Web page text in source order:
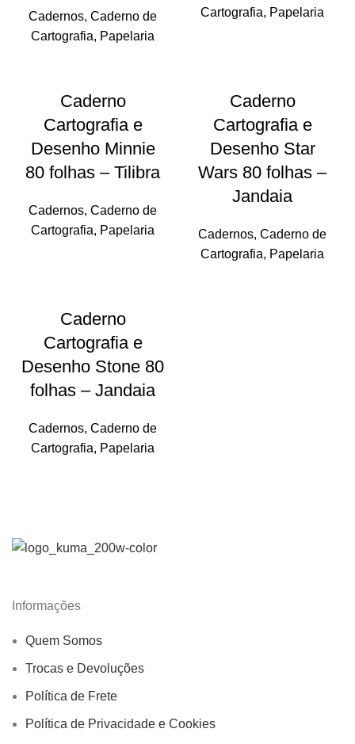
Cadernos, Caderno de
Cartografia, Papelaria
Cartografia, Papelaria
Caderno
Cartografia e
Desenho Minnie
80 folhas – Tilibra
Cadernos, Caderno de
Cartografia, Papelaria
Caderno
Cartografia e
Desenho Star
Wars 80 folhas –
Jandaia
Cadernos, Caderno de
Cartografia, Papelaria
Caderno
Cartografia e
Desenho Stone 80
folhas – Jandaia
Cadernos, Caderno de
Cartografia, Papelaria
Informações
Quem Somos
Trocas e Devoluções
Política de Frete
Política de Privacidade e Cookies